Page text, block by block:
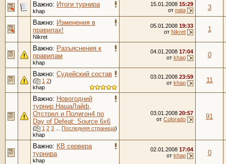
Важно: Итоги турнира
khap
15.01.2008 15:29
от nata
3
Важно: Изменения в
правилах!
Nikret
05.01.2008 19:33
от Nikret 1
Важно: Разъяснения к
правилам
khap
04.01.2008 17:04
от khap 0
Важно: Судейский состав
( 1 2)
khap
03.01.2008 23:59
от khap 11
Важно: Новогодний
турнир НашаЛайф,
Отстрел и Полигон4 по
Day of Defeat: Source 6x6
( 1 2 3 Последняя страница)
khap
03.01.2008 20:57
от Colorado 91
Важно: КВ сервера
турнира
khap
02.01.2008 17:04
от khap 0